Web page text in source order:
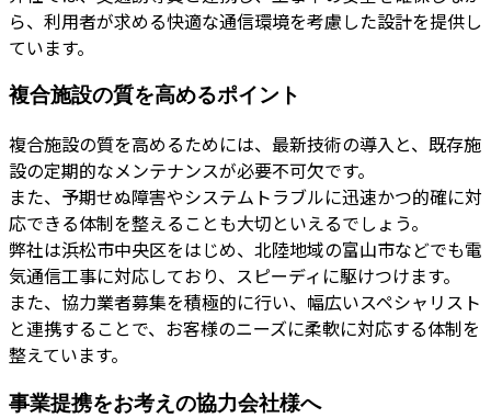
ら、利用者が求める快適な通信環境を考慮した設計を提供し
ています。
複合施設の質を高めるポイント
複合施設の質を高めるためには、最新技術の導入と、既存施
設の定期的なメンテナンスが必要不可欠です。
また、予期せぬ障害やシステムトラブルに迅速かつ的確に対
応できる体制を整えることも大切といえるでしょう。
弊社は浜松市中央区をはじめ、北陸地域の富山市などでも電
気通信工事に対応しており、スピーディに駆けつけます。
また、協力業者募集を積極的に行い、幅広いスペシャリスト
と連携することで、お客様のニーズに柔軟に対応する体制を
整えています。
事業提携をお考えの協力会社様へ